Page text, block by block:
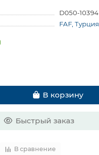
D050-10394
FAF, Турция
В корзину
Быстрый заказ
В сравнение